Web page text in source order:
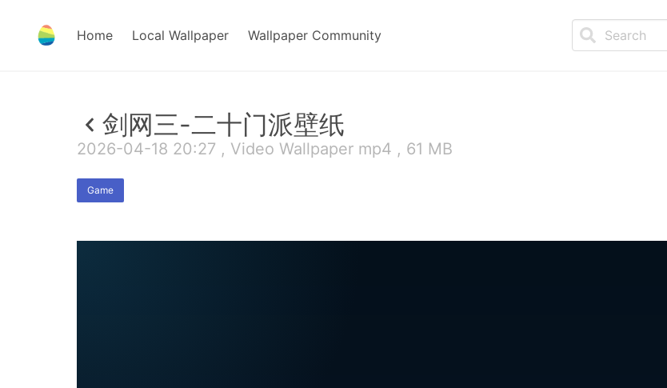
Home Local Wallpaper Wallpaper Community
剑网三-二十门派壁纸
2026-04-18 20:27 , Video Wallpaper mp4 , 61 MB
Game